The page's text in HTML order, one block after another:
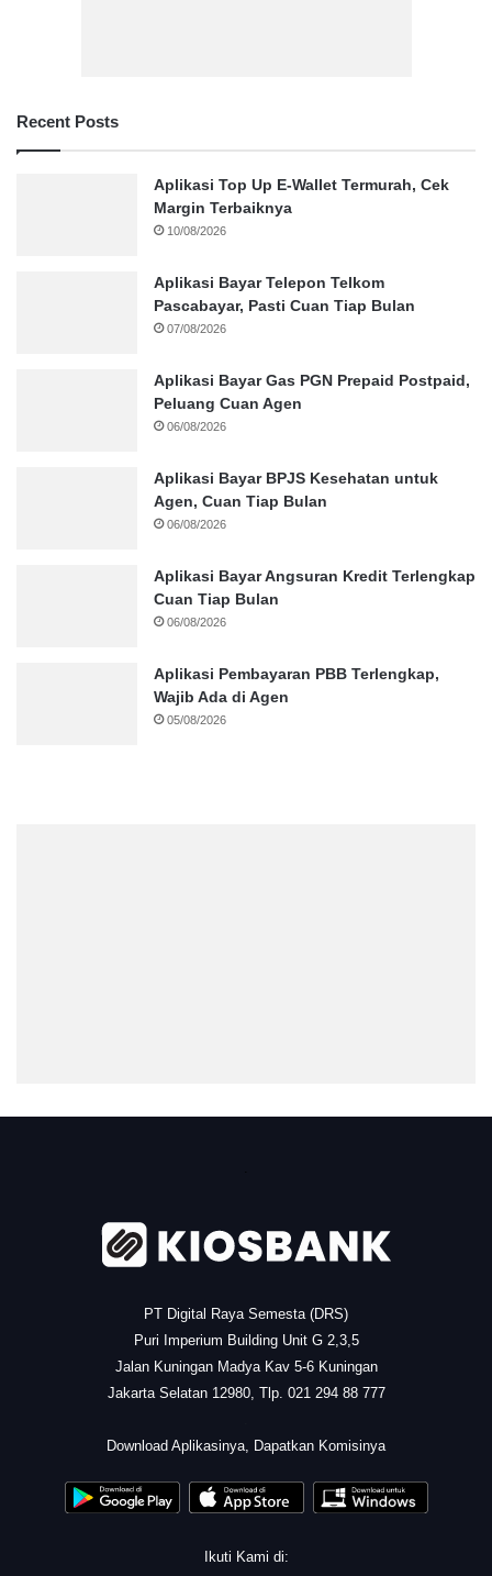
Recent Posts
Aplikasi Top Up E-Wallet Termurah, Cek
Margin Terbaiknya
10/08/2026
Aplikasi Bayar Telepon Telkom
Pascabayar, Pasti Cuan Tiap Bulan
07/08/2026
Aplikasi Bayar Gas PGN Prepaid Postpaid,
Peluang Cuan Agen
06/08/2026
Aplikasi Bayar BPJS Kesehatan untuk
Agen, Cuan Tiap Bulan
06/08/2026
Aplikasi Bayar Angsuran Kredit Terlengkap
Cuan Tiap Bulan
06/08/2026
Aplikasi Pembayaran PBB Terlengkap,
Wajib Ada di Agen
05/08/2026
PT Digital Raya Semesta (DRS)
Puri Imperium Building Unit G 2,3,5
Jalan Kuningan Madya Kav 5-6 Kuningan
Jakarta Selatan 12980, Tlp. 021 294 88 777
Download Aplikasinya, Dapatkan Komisinya
Ikuti Kami di: